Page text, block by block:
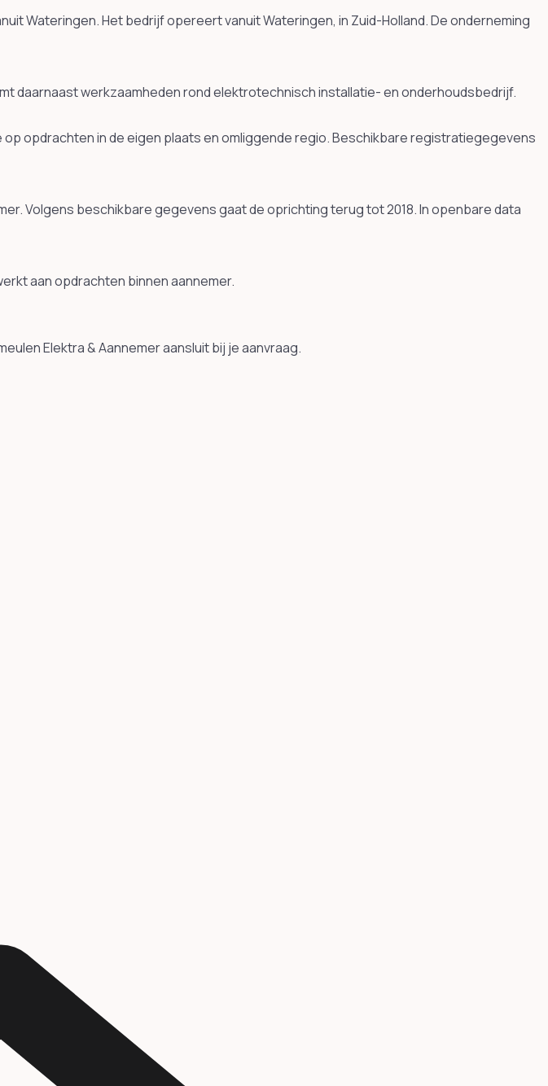
Wateringen. Het bedrijf opereert vanuit Wateringen, in Zuid-Holland. De onderneming
daarnaast werkzaamheden rond elektrotechnisch installatie- en onderhoudsbedrijf.
opdrachten in de eigen plaats en omliggende regio. Beschikbare registratiegegevens
Volgens beschikbare gegevens gaat de oprichting terug tot 2018. In openbare data
aan opdrachten binnen aannemer.
Elektra & Aannemer aansluit bij je aanvraag.